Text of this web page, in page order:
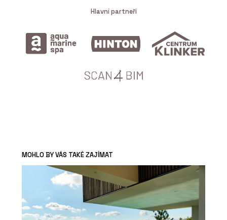
Hlavní partneři
MOHLO BY VÁS TAKÉ ZAJÍMAT